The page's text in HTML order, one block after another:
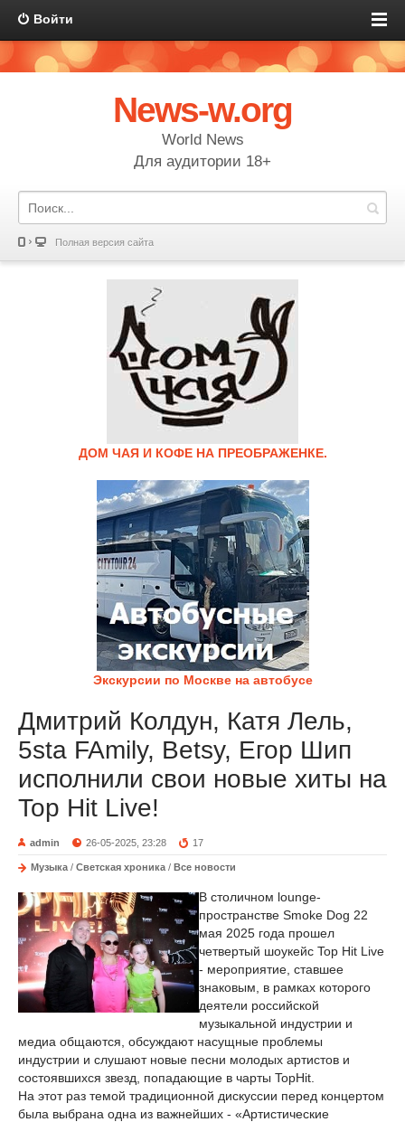
Войти
News-w.org
World News
Для аудитории 18+
Полная версия сайта
ДОМ ЧАЯ И КОФЕ НА ПРЕОБРАЖЕНКЕ.
Экскурсии по Москве на автобусе
Дмитрий Колдун, Катя Лель,
5sta FAmily, Betsy, Егор Шип
исполнили свои новые хиты на
Top Hit Live!
admin 26-05-2025, 23:28 17
Музыка / Светская хроника / Все новости
В столичном lounge-
пространстве Smoke Dog 22
мая 2025 года прошел
четвертый шоукейс Top Hit Live
- мероприятие, ставшее
знаковым, в рамках которого
деятели российской
музыкальной индустрии и
медиа общаются, обсуждают насущные проблемы
индустрии и слушают новые песни молодых артистов и
состоявшихся звезд, попадающие в чарты TopHit.
На этот раз темой традиционной дискуссии перед концертом
была выбрана одна из важнейших - «Артистические